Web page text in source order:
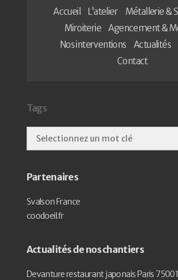
Accueil L’atelier
Métallerie &
Miroiterie
Agencement &
Nos interventions
Actualités
Contact
Tags
Partenaires
Svalson France
coodoeil.fr
Actualités de nos chantiers
Devanture restaurant japonais Paris 75001